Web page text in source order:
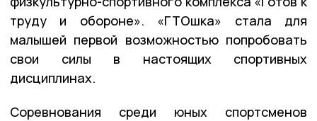
труду и обороне». «ГТОшка» стала для
малышей первой возможностью попробовать
свои силы в настоящих спортивных
дисциплинах.
Соревнования среди юных спортсменов